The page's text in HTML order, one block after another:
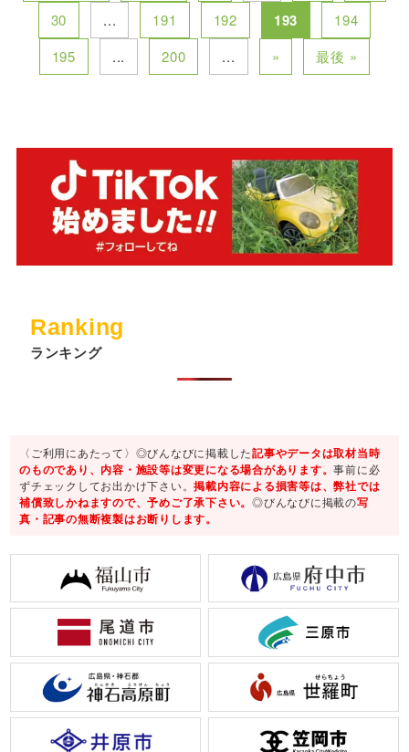
30
... 191 192 193
194
195
... 200 ... » 最後 »
Ranking
ランキング
〈ご利用にあたって〉◎びんなびに掲載した記事やデータは取材当時
のものであり、内容・施設等は変更になる場合があります。事前に必
ずチェックしてお出かけ下さい。掲載内容による損害等は、弊社では
補償致しかねますので、予めご了承下さい。◎びんなびに掲載の写
真・記事の無断複製はお断りします。